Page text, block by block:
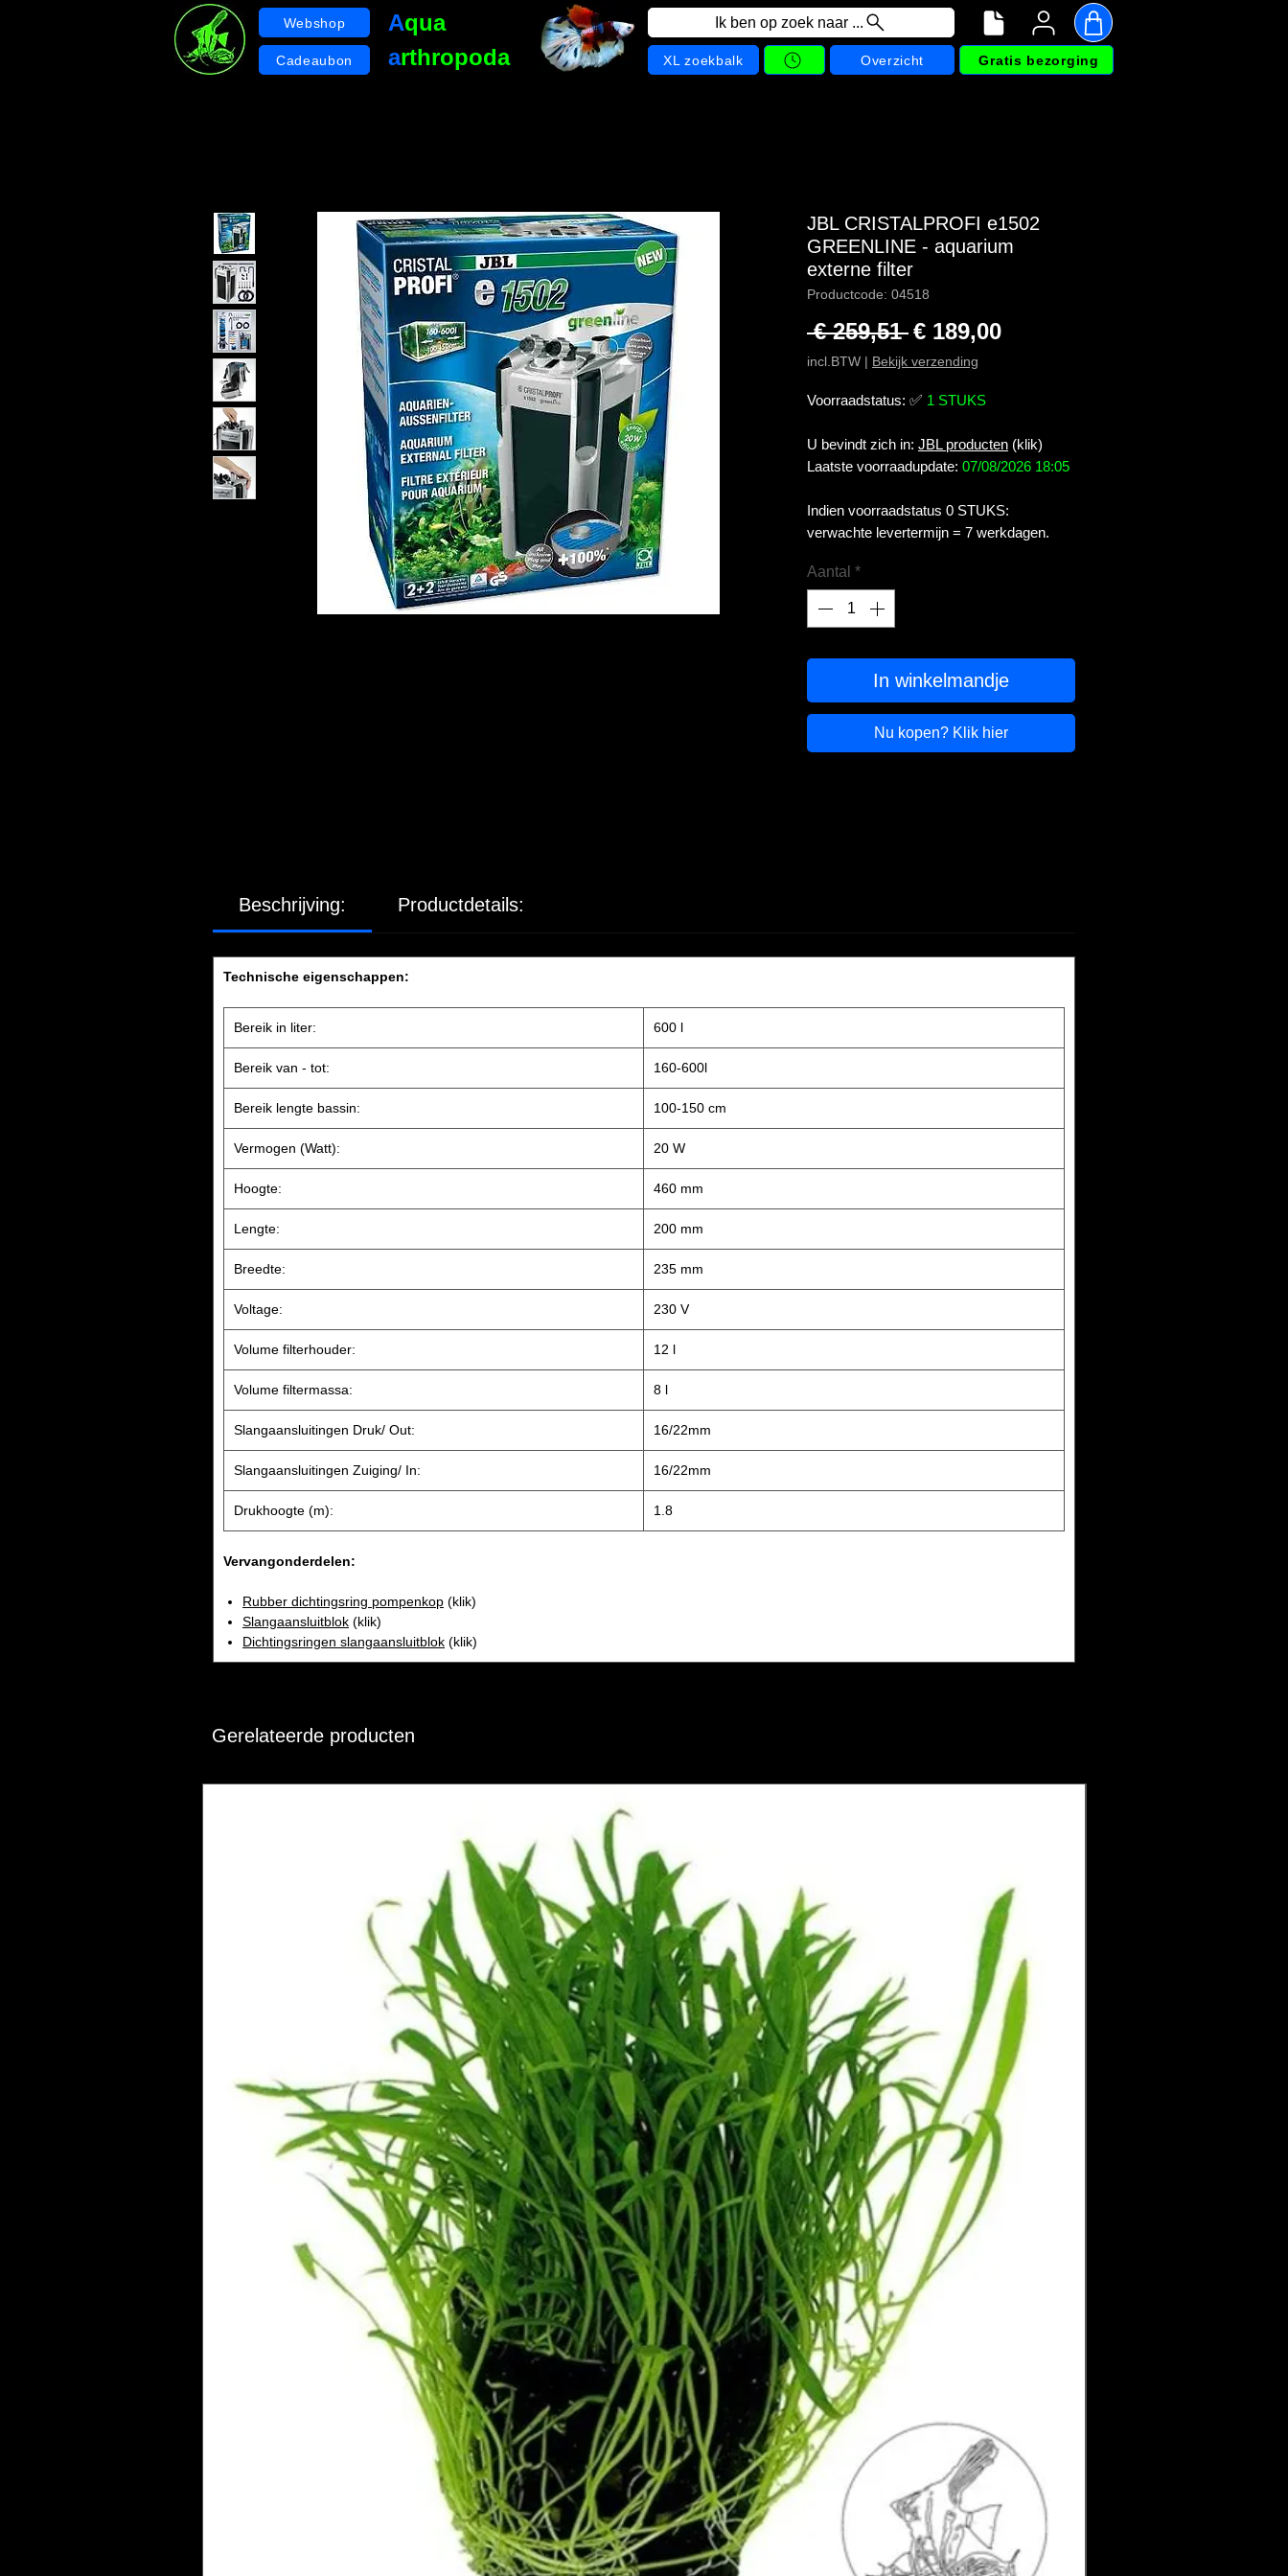
Webshop
Cadeaubon
Aqua
arthropoda
Ik ben op zoek naar ...
XL zoekbalk Overzicht Gratis bezorging
JBL CRISTALPROFI e1502
GREENLINE - aquarium
externe filter
Productcode: 04518
€ 259,51 Normale prijs
€ 189,00Verkoopprijs
incl.BTW | Bekijk verzending
Voorraadstatus: ✅ 1 STUKS
U bevindt zich in: JBL producten (klik)
Laatste voorraadupdate: 07/08/2026 18:05
Indien voorraadstatus 0 STUKS:
verwachte levertermijn = 7 werkdagen.
Aantal *
In winkelmandje
Nu kopen? Klik hier
Beschrijving: Productdetails:
Technische eigenschappen:
Bereik in liter: 600 l
Bereik van - tot: 160-600l
Bereik lengte bassin: 100-150 cm
Vermogen (Watt): 20 W
Hoogte: 460 mm
Lengte: 200 mm
Breedte: 235 mm
Voltage: 230 V
Volume filterhouder: 12 l
Volume filtermassa: 8 l
Slangaansluitingen Druk/ Out: 16/22mm
Slangaansluitingen Zuiging/ In: 16/22mm
Drukhoogte (m): 1.8
Vervangonderdelen:
Rubber dichtingsring pompenkop (klik)
Slangaansluitblok (klik)
Dichtingsringen slangaansluitblok (klik)
Gerelateerde producten